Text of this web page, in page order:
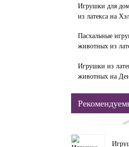
Игрушки для
из латекса на
Пасхальные
животных из
Игрушки из
животных на